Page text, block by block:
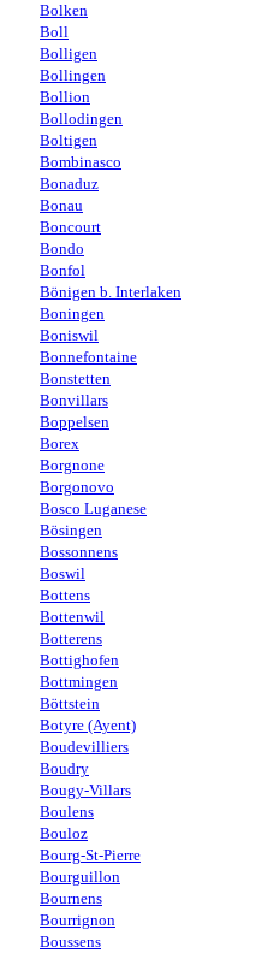
Bolken
Boll
Bolligen
Bollingen
Bollion
Bollodingen
Boltigen
Bombinasco
Bonaduz
Bonau
Boncourt
Bondo
Bonfol
Bönigen b. Interlaken
Boningen
Boniswil
Bonnefontaine
Bonstetten
Bonvillars
Boppelsen
Borex
Borgnone
Borgonovo
Bosco Luganese
Bösingen
Bossonnens
Boswil
Bottens
Bottenwil
Botterens
Bottighofen
Bottmingen
Böttstein
Botyre (Ayent)
Boudevilliers
Boudry
Bougy-Villars
Boulens
Bouloz
Bourg-St-Pierre
Bourguillon
Bournens
Bourrignon
Boussens